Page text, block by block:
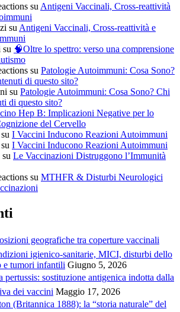
su Antigeni Vaccinali, Cross-reattività
su Antigeni Vaccinali, Cross-reattività e
su 🧠Oltre lo spettro: verso una comprensione
su Patologie Autoimmuni: Cosa Sono?
di questo sito?
su Patologie Autoimmuni: Cosa Sono? Chi
di questo sito?
Hep B: Implicazioni Negative per lo
del Cervello
su I Vaccini Inducono Reazioni Autoimmuni
su I Vaccini Inducono Reazioni Autoimmuni
su Le Vaccinazioni Distruggono l’Immunità
su MTHFR & Disturbi Neurologici
geografiche tra coperture vaccinali
igienico-sanitarie, MICI, disturbi dello
e tumori infantili Giugno 5, 2026
pertussis: sostituzione antigenica indotta dalla
dei vaccini Maggio 17, 2026
(Britannica 1888): la “storia naturale” del